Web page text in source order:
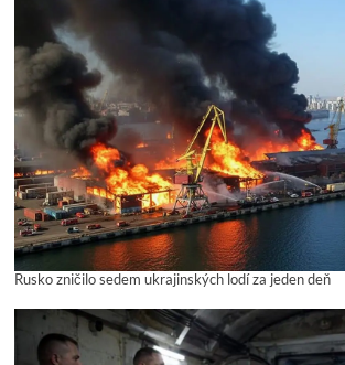
Rusko zničilo sedem ukrajinských lodí za jeden deň